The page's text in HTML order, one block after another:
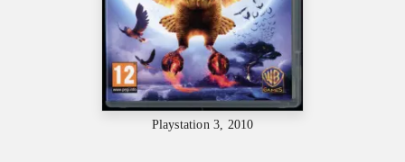
Playstation 3, 2010